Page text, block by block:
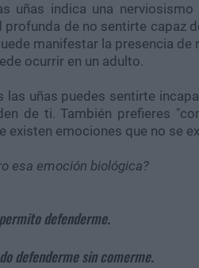
uñas indica una
profunda de no sentirte capaz
manifestar la presencia
ocurrir en un adulto.
las uñas puedes sentirte
de ti. También prefieres
existen emociones que no se
esa emoción biológica?
defenderme.
defenderme sin comerme.